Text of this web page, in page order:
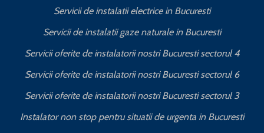
Servicii de instalatii electrice in Bucuresti
Servicii de instalatii gaze naturale in Bucuresti
Servicii oferite de instalatorii nostri Bucuresti sectorul 4
Servicii oferite de instalatorii nostri Bucuresti sectorul 6
Servicii oferite de instalatorii nostri Bucuresti sectorul 3
Instalator non stop pentru situatii de urgenta in Bucuresti